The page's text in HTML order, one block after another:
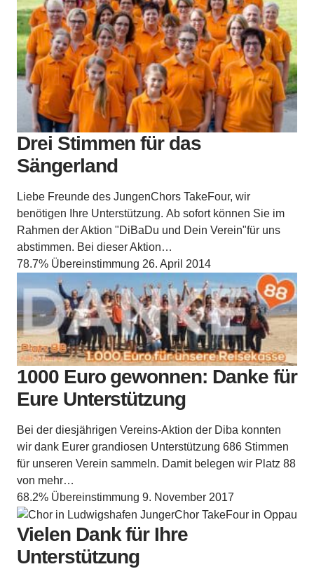
Drei Stimmen für das
Sängerland
Liebe Freunde des JungenChors TakeFour, wir
benötigen Ihre Unterstützung. Ab sofort können Sie im
Rahmen der Aktion "DiBaDu und Dein Verein"für uns
abstimmen. Bei dieser Aktion…
78.7% Übereinstimmung 26. April 2014
1000 Euro gewonnen: Danke für
Eure Unterstützung
Bei der diesjährigen Vereins-Aktion der Diba konnten
wir dank Eurer grandiosen Unterstützung 686 Stimmen
für unseren Verein sammeln. Damit belegen wir Platz 88
von mehr…
68.2% Übereinstimmung 9. November 2017
Vielen Dank für Ihre
Unterstützung